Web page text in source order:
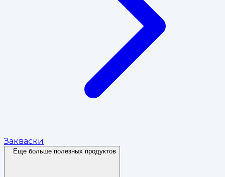
Закваски
Еще больше полезных продуктов